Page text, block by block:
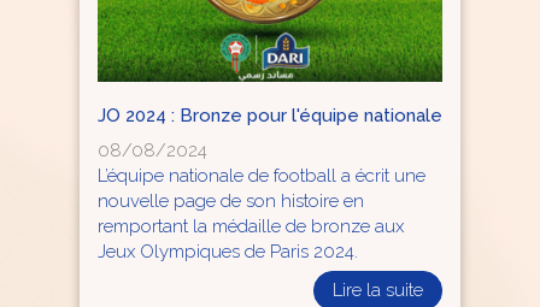
JO 2024 : Bronze pour l'équipe nationale
08/08/2024
L’équipe nationale de football a écrit une
nouvelle page de son histoire en
remportant la médaille de bronze aux
Jeux Olympiques de Paris 2024.
Lire la suite